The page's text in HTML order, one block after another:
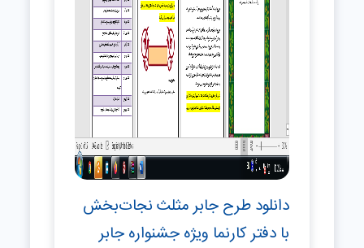
دانلود طرح جابر مثلث نجات‌بخش
با دفتر کارنما ویژه جشنواره جابر